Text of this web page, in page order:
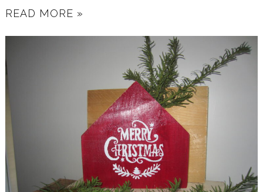
READ MORE »